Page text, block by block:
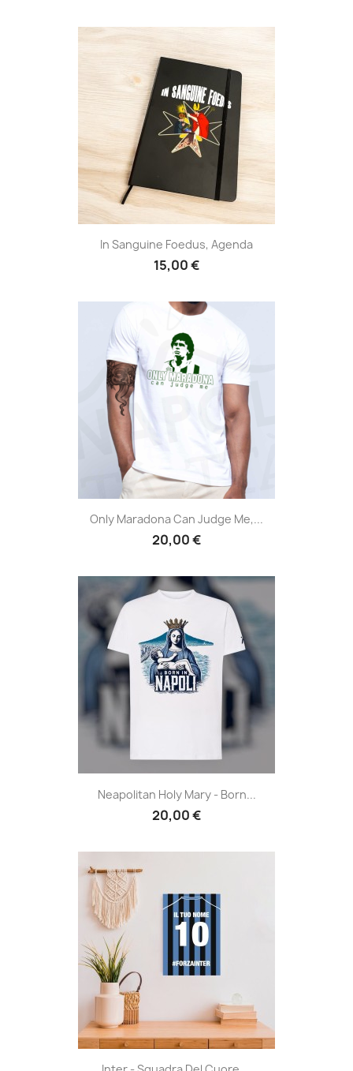
In Sanguine Foedus, Agenda
15,00 €
Only Maradona Can Judge Me,...
20,00 €
Neapolitan Holy Mary - Born...
20,00 €